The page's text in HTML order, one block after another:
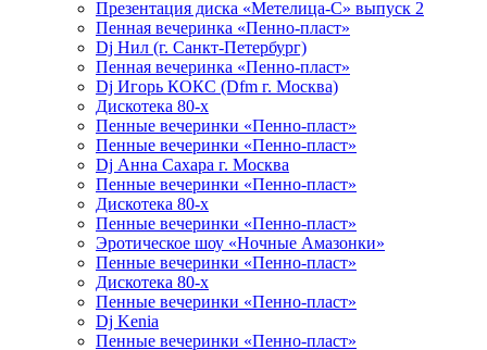
Презентация диска «Метелица-С» выпуск 2
Пенная вечеринка «Пенно-пласт»
Dj Нил (г. Санкт-Петербург)
Пенная вечеринка «Пенно-пласт»
Dj Игорь КОКС (Dfm г. Москва)
Дискотека 80-х
Пенные вечеринки «Пенно-пласт»
Пенные вечеринки «Пенно-пласт»
Dj Анна Сахара г. Москва
Пенные вечеринки «Пенно-пласт»
Дискотека 80-х
Пенные вечеринки «Пенно-пласт»
Эротическое шоу «Ночные Амазонки»
Пенные вечеринки «Пенно-пласт»
Дискотека 80-х
Пенные вечеринки «Пенно-пласт»
Dj Kenia
Пенные вечеринки «Пенно-пласт»